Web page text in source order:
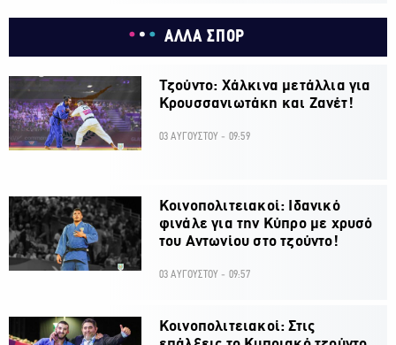
ΑΛΛΑ ΣΠΟΡ
Τζούντο: Χάλκινα μετάλλια για
Κρουσσανιωτάκη και Ζανέτ!
03 ΑΥΓΟΥΣΤΟΥ - 09:59
Κοινοπολιτειακοί: Ιδανικό
φινάλε για την Κύπρο με χρυσό
του Αντωνίου στο τζούντο!
03 ΑΥΓΟΥΣΤΟΥ - 09:57
Κοινοπολιτειακοί: Στις